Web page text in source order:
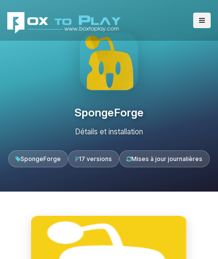
SpongeForge
Détails et installation
SpongeForge 17 versions Mises à jour journalières